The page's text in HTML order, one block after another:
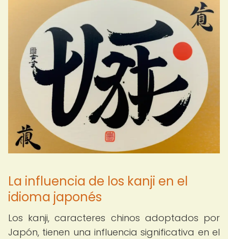
La influencia de los kanji en el
idioma japonés
Los kanji, caracteres chinos adoptados por
Japón, tienen una influencia significativa en el